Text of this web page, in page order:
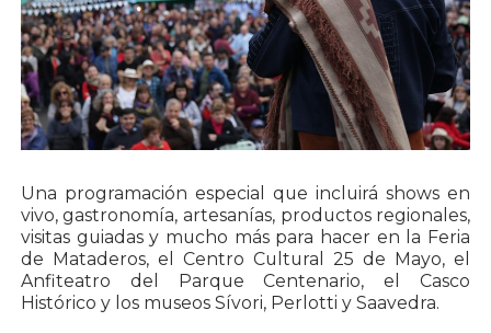
Una programación especial que incluirá shows en
vivo, gastronomía, artesanías, productos regionales,
visitas guiadas y mucho más para hacer en la Feria
de Mataderos, el Centro Cultural 25 de Mayo, el
Anfiteatro del Parque Centenario, el Casco
Histórico y los museos Sívori, Perlotti y Saavedra.